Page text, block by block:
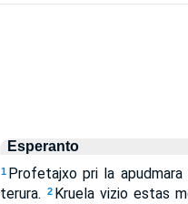
Esperanto
1 Profetajxo pri la
terura.
2 Kruela vizio estas